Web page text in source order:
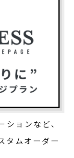
ョンなど、
タムオーダー